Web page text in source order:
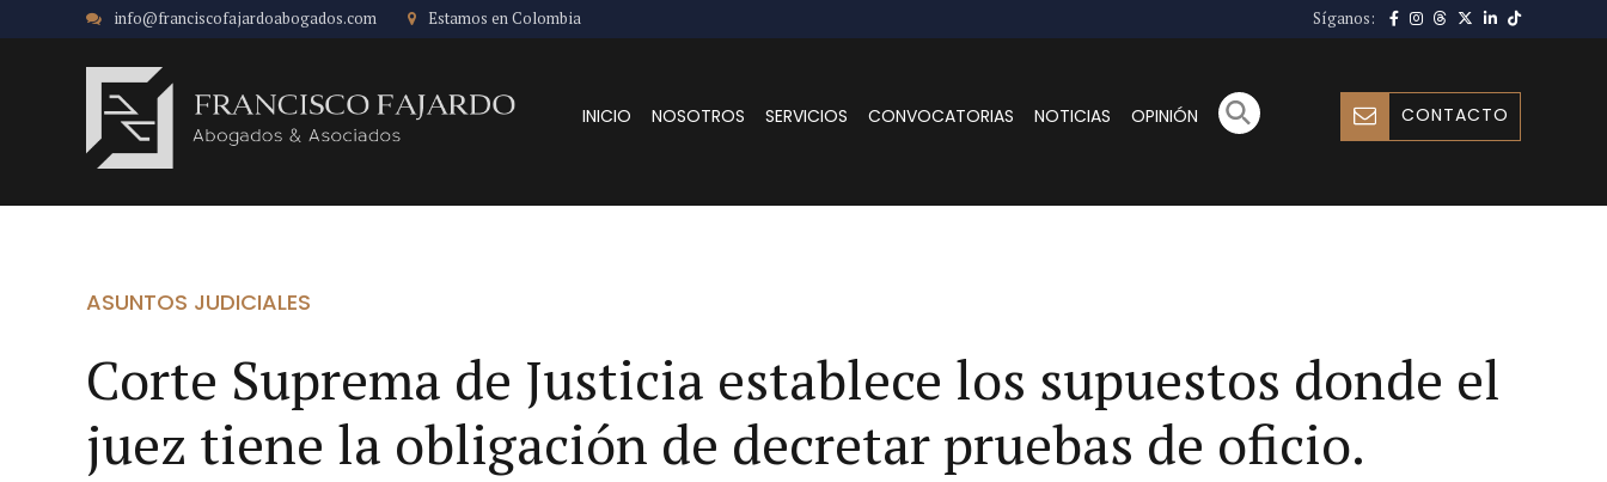
info@franciscofajardoabogados.com Estamos en Colombia Síganos:
CONTACTO
INICIO NOSOTROS SERVICIOS CONVOCATORIAS NOTICIAS OPINIÓN
ASUNTOS JUDICIALES
Corte Suprema de Justicia establece los supuestos donde el
juez tiene la obligación de decretar pruebas de oficio.